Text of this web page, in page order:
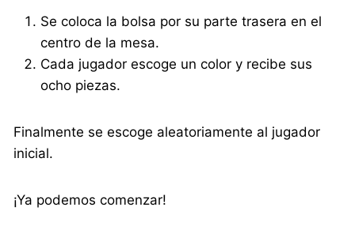
Se coloca la bolsa por su parte trasera en el
centro de la mesa.
Cada jugador escoge un color y recibe sus
ocho piezas.
Finalmente se escoge aleatoriamente al jugador
inicial.
¡Ya podemos comenzar!